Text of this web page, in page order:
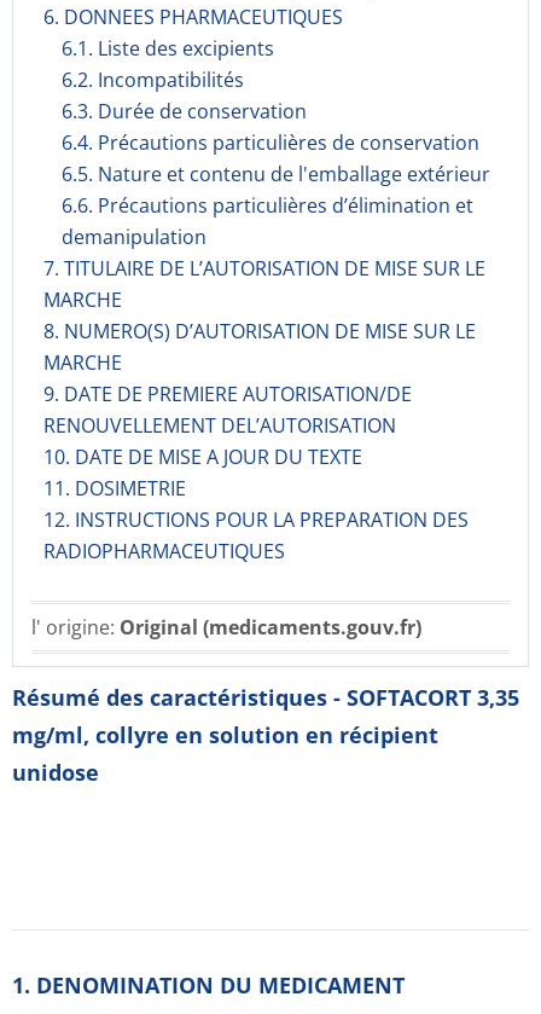
6. DONNEES PHARMACEUTIQUES
6.1. Liste des excipients
6.2. Incompati­bilités
6.3. Durée de conservation
6.4. Précautions particulières de conservation
6.5. Nature et contenu de l'emballage extérieur
6.6. Précautions particulières d’élimination et
demanipulation
7. TITULAIRE DE L’AUTORISATION DE MISE SUR LE
MARCHE
8. NUMERO(S) D’AUTORISATION DE MISE SUR LE
MARCHE
9. DATE DE PREMIERE AUTORISATION/DE
RENOUVELLEMENT DEL’AUTORISATION
10. DATE DE MISE A JOUR DU TEXTE
11. DOSIMETRIE
12. INSTRUCTIONS POUR LA PREPARATION DES
RADIOPHARMACE­UTIQUES
l' origine: Original (medicaments.gouv.fr)
Résumé des caractéristiques - SOFTACORT 3,35
mg/ml, collyre en solution en récipient
unidose
1. DENOMINATION DU MEDICAMENT